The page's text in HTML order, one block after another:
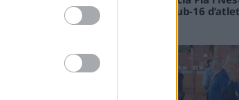
la selecció catalana sub-16
08 maig 2026